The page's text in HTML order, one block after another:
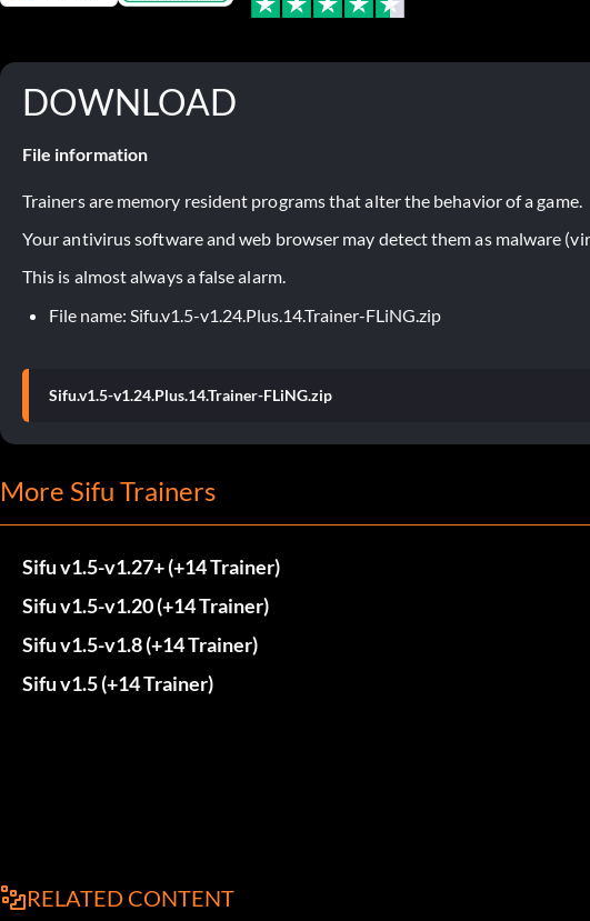
DOWNLOAD
File information
Trainers are memory resident programs that alter the behavior of a game.
Your antivirus software and web browser may detect them as malware
This is almost always a false alarm.
File name: Sifu.v1.5-v1.24.Plus.14.Trainer-FLiNG.zip
Sifu.v1.5-v1.24.Plus.14.Trainer-FLiNG.zip
More Sifu Trainers
Sifu v1.5-v1.27+ (+14 Trainer)
Sifu v1.5-v1.20 (+14 Trainer)
Sifu v1.5-v1.8 (+14 Trainer)
Sifu v1.5 (+14 Trainer)
RELATED CONTENT